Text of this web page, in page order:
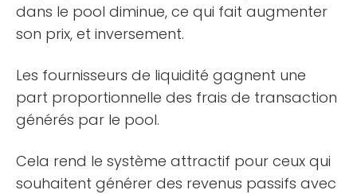
dans le pool diminue, ce qui fait augmenter
son prix, et inversement.
Les fournisseurs de liquidité gagnent une
part proportionnelle des frais de transaction
générés par le pool.
Cela rend le système attractif pour ceux qui
souhaitent générer des revenus passifs avec